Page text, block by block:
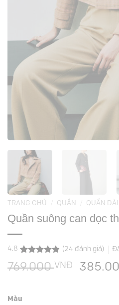
TRANG CHỦ QUẦN QUẦN DÀI
Quần suông can dọc
4.8
4.8 trên 5
dựa trên
24
(24 đánh giá)
769.000VNĐ
Giá
Màu